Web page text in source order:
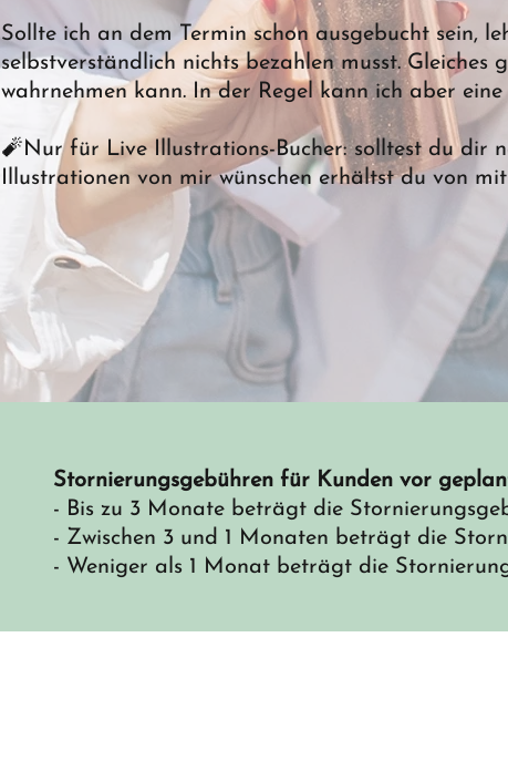
Sollte ich an dem Termin schon ausgebucht sein,
selbstverständlich nichts bezahlen musst.
wahrnehmen kann. In der Regel kann ich aber
🧨​Nur für Live Illustrations-Bucher: solltest du dir
Illustrationen von mir wünschen erhältst du von
Stornierungsgebühren für Kunden vor
- Bis zu 3 Monate beträgt die
- Zwischen 3 und 1 Monaten beträgt die
- Weniger als 1 Monat beträgt die